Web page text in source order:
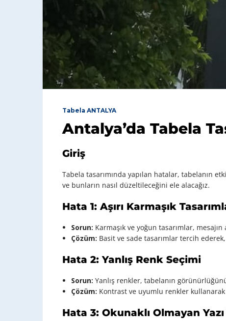
Tabela ANTALYA
Antalya’da Tabela
Giriş
Tabela tasarımında yapılan hatalar, tabelanın
ve bunların nasıl düzeltileceğini ele alacağız.
Hata 1: Aşırı Karmaşık
Sorun: Karmaşık ve yoğun tasarımlar, mesajın
Çözüm: Basit ve sade tasarımlar tercih
Hata 2: Yanlış Renk Seçimi
Sorun: Yanlış renkler, tabelanın
Çözüm: Kontrast ve uyumlu renkler
Hata 3: Okunaklı Olmayan